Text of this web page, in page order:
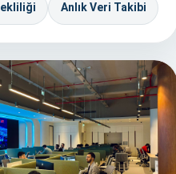
Anlık Veri Takibi